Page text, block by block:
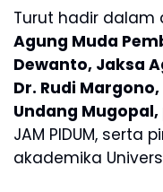
Turut hadir dalam
Agung Muda
Dewanto, Jaksa
Dr. Rudi
Undang Mugopal,
JAM PIDUM, serta
akademika